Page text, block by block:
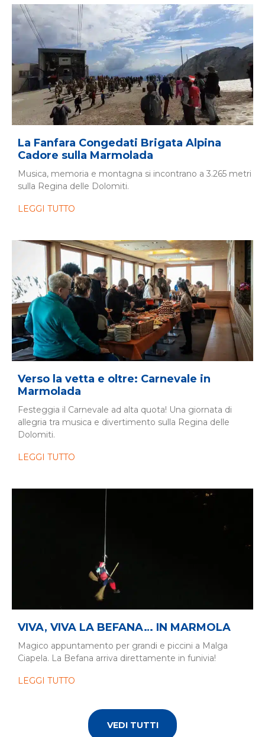
La Fanfara Congedati Brigata Alpina
Cadore sulla Marmolada
Musica, memoria e montagna si incontrano a 3.265 metri
sulla Regina delle Dolomiti.
LEGGI TUTTO
Verso la vetta e oltre: Carnevale in
Marmolada
Festeggia il Carnevale ad alta quota! Una giornata di
allegria tra musica e divertimento sulla Regina delle
Dolomiti.
LEGGI TUTTO
VIVA, VIVA LA BEFANA… IN MARMOLA
Magico appuntamento per grandi e piccini a Malga
Ciapela. La Befana arriva direttamente in funivia!
LEGGI TUTTO
VEDI TUTTI